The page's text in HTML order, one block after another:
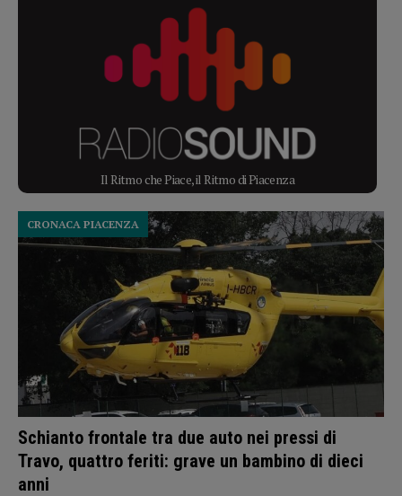
Il Ritmo che Piace, il Ritmo di Piacenza
Schianto frontale tra due auto nei pressi di
Travo, quattro feriti: grave un bambino di dieci
anni
CRONACA PIACENZA